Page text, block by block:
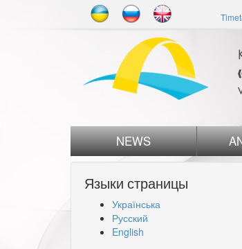
NEWS
Языки страницы
Українська
Русский
English